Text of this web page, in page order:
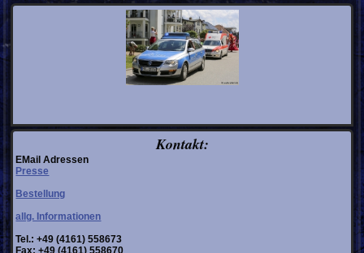
Kontakt:
EMail Adressen
Presse
Bestellung
allg. Informationen
Tel.: +49 (4161) 558673